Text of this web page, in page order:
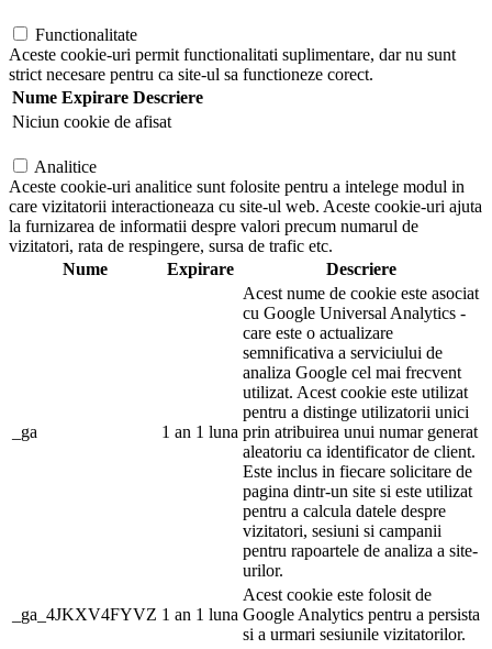
Functionalitate
Aceste cookie-uri permit functionalitati suplimentare, dar nu sunt
strict necesare pentru ca site-ul sa functioneze corect.
Nume Expirare Descriere
Niciun cookie de afisat
Analitice
Aceste cookie-uri analitice sunt folosite pentru a intelege modul in
care vizitatorii interactioneaza cu site-ul web. Aceste cookie-uri ajuta
la furnizarea de informatii despre valori precum numarul de
vizitatori, rata de respingere, sursa de trafic etc.
Nume
Expirare Descriere
_ga 1 an 1 luna
Acest nume de cookie este asociat
cu Google Universal Analytics -
care este o actualizare
semnificativa a serviciului de
analiza Google cel mai frecvent
utilizat. Acest cookie este utilizat
pentru a distinge utilizatorii unici
prin atribuirea unui numar generat
aleatoriu ca identificator de client.
Este inclus in fiecare solicitare de
pagina dintr-un site si este utilizat
pentru a calcula datele despre
vizitatori, sesiuni si campanii
pentru rapoartele de analiza a site-
urilor.
_ga_4JKXV4FYVZ 1 an 1 luna
Acest cookie este folosit de
Google Analytics pentru a persista
si a urmari sesiunile vizitatorilor.